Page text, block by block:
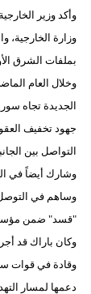
وأكد وزير
وزارة الخارجية،
بملفات الشرق
وخلال العام
الجديدة تجاه
جهود تخفيف
التواصل بين
وشارك أيضاً في
وساهم في التوصل
"قسد" ضمن
وكان باراك قد
وقادة في قوات
دعمها لمسار